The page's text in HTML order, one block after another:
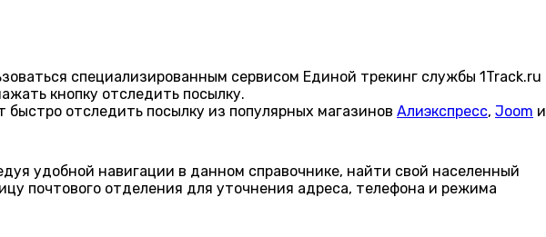
специализированным сервисом Единой трекинг службы 1Track.ru
кнопку отследить посылку.
отследить посылку из популярных магазинов Алиэкспресс, Joom и
удобной навигации в данном справочнике, найти свой населенный
почтового отделения для уточнения адреса, телефона и режима